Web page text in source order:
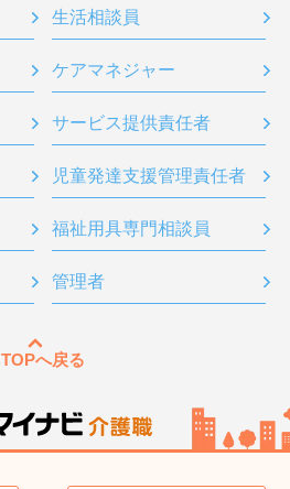
生活相談員
ケアマネジャー
サービス提供責任者
児童発達支援管理責任者
福祉用具専門相談員
管理者
TOPへ戻る